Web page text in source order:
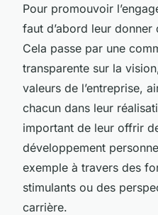
Pour promouvoir
faut d’abord leur donner
Cela passe par une
transparente sur la
valeurs de l’entreprise,
chacun dans leur
important de leur offrir
développement
exemple à travers des
stimulants ou des
carrière.